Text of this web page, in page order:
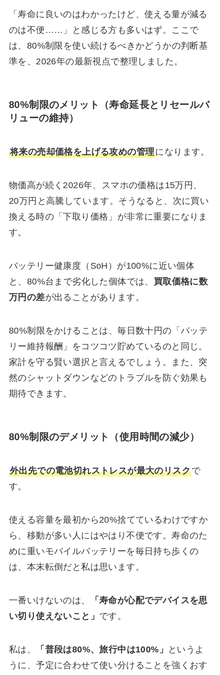
「寿命に良いのはわかったけど、使える量が減る
のは不便……」と感じる方も多いはず。ここで
は、80%制限を使い続けるべきかどうかの判断基
準を、2026年の最新視点で整理しました。
80%制限のメリット（寿命延長とリセールバ
リューの維持）
将来の売却価格を上げる攻めの管理になります。
物価高が続く2026年、スマホの価格は15万円、
20万円と高騰しています。そうなると、次に買い
換える時の「下取り価格」が非常に重要になりま
す。
バッテリー健康度（SoH）が100%に近い個体
と、80%台まで劣化した個体では、 買取価格に数
万円の差が出ることがあります。
80%制限をかけることは、毎日数十円の「バッテ
リー維持報酬」をコツコツ貯めているのと同じ。
家計を守る賢い選択と言えるでしょう。また、突
然のシャットダウンなどのトラブルを防ぐ効果も
期待できます。
80%制限のデメリット（使用時間の減少）
外出先での電池切れストレスが最大のリスクで
す。
使える容量を最初から20%捨てているわけですか
ら、移動が多い人にはやはり不便です。寿命のた
めに重いモバイルバッテリーを毎日持ち歩くの
は、本末転倒だと私は思います。
一番いけないのは、
「寿命が心配でデバイスを思
い切り使えないこと」 です。
私は、 「普段は80%、旅行中は100%」
というよ
うに、予定に合わせて使い分けることを強くおす